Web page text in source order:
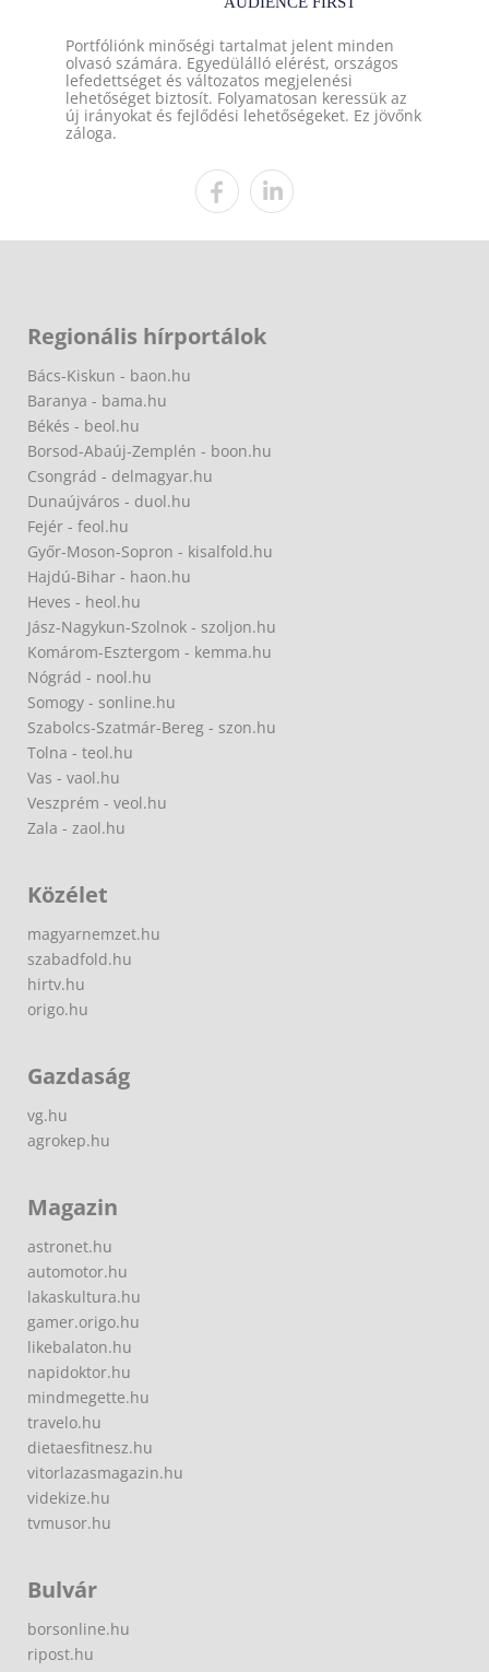
Portfóliónk minőségi tartalmat jelent minden
olvasó számára. Egyedülálló elérést, országos
lefedettséget és változatos megjelenési
lehetőséget biztosít. Folyamatosan keressük az
új irányokat és fejlődési lehetőségeket. Ez jövőnk
záloga.
Regionális hírportálok
Bács-Kiskun - baon.hu
Baranya - bama.hu
Békés - beol.hu
Borsod-Abaúj-Zemplén - boon.hu
Csongrád - delmagyar.hu
Dunaújváros - duol.hu
Fejér - feol.hu
Győr-Moson-Sopron - kisalfold.hu
Hajdú-Bihar - haon.hu
Heves - heol.hu
Jász-Nagykun-Szolnok - szoljon.hu
Komárom-Esztergom - kemma.hu
Nógrád - nool.hu
Somogy - sonline.hu
Szabolcs-Szatmár-Bereg - szon.hu
Tolna - teol.hu
Vas - vaol.hu
Veszprém - veol.hu
Zala - zaol.hu
Közélet
magyarnemzet.hu
szabadfold.hu
hirtv.hu
origo.hu
Gazdaság
vg.hu
agrokep.hu
Magazin
astronet.hu
automotor.hu
lakaskultura.hu
gamer.origo.hu
likebalaton.hu
napidoktor.hu
mindmegette.hu
travelo.hu
dietaesfitnesz.hu
vitorlazasmagazin.hu
videkize.hu
tvmusor.hu
Bulvár
borsonline.hu
ripost.hu